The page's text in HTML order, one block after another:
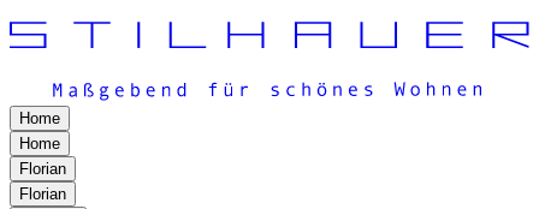
Home
Home
Florian
Florian